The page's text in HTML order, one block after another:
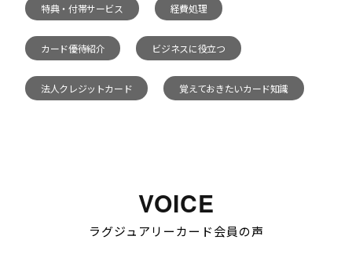
特典・付帯サービス 経費処理
カード優待紹介 ビジネスに役立つ
法人クレジットカード 覚えておきたいカード知識
VOICE
ラグジュアリーカード会員の声